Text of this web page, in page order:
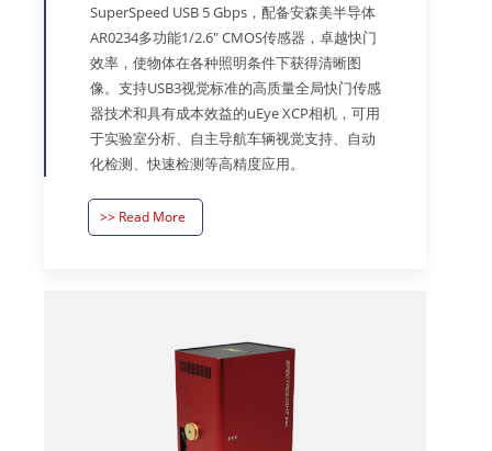
SuperSpeed USB 5 Gbps，配备安森美半导体
AR0234多功能1/2.6" CMOS传感器，卓越快门
效率，使物体在各种照明条件下获得清晰图
像。支持USB3视觉标准的高质量全局快门传感
器技术和具有成本效益的uEye XCP相机，可用
于实验室分析、自主导航车辆视觉支持、自动
化检测、快速检测等高精度应用。
>> Read More